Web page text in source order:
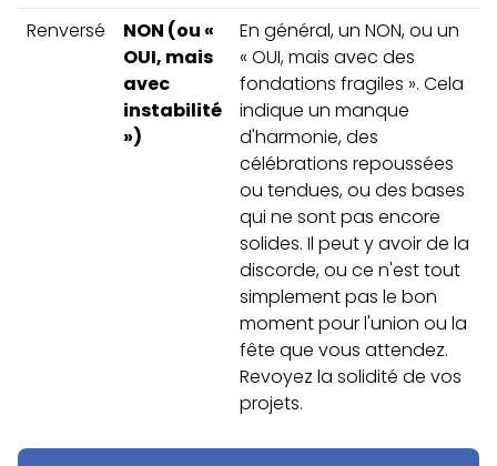
Renversé
NON (ou «
OUI, mais
avec
instabilité
»)
En général, un NON, ou un
« OUI, mais avec des
fondations fragiles ». Cela
indique un manque
d'harmonie, des
célébrations repoussées
ou tendues, ou des bases
qui ne sont pas encore
solides. Il peut y avoir de la
discorde, ou ce n'est tout
simplement pas le bon
moment pour l'union ou la
fête que vous attendez.
Revoyez la solidité de vos
projets.